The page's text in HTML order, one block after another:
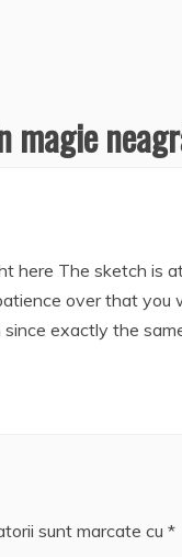
magie
here The sketch is
over that you
exactly the
sunt marcate cu *